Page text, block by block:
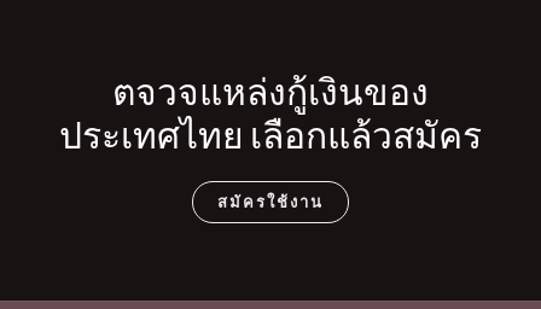
ตจวจแหล่งกู้เงินของ
ประเทศไทย เลือกแล้วสมัคร
สมัครใช้งาน